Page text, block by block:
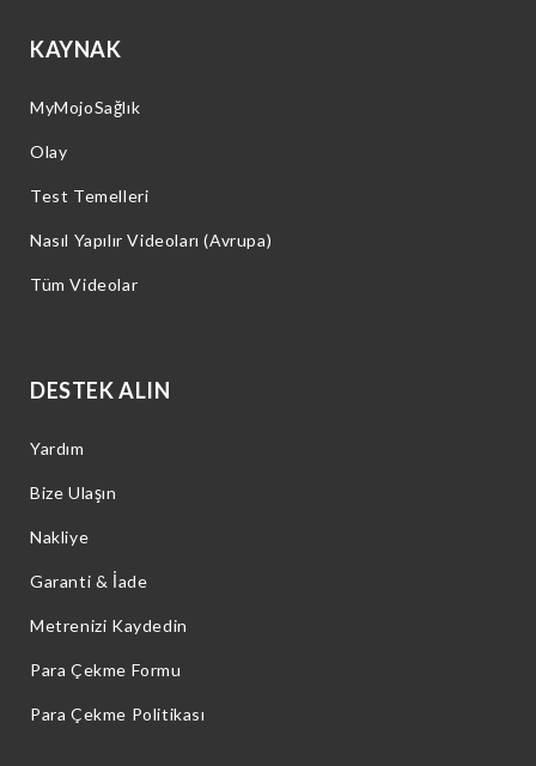
KAYNAK
MyMojoSağlık
Olay
Test Temelleri
Nasıl Yapılır Videoları (Avrupa)
Tüm Videolar
DESTEK ALIN
Yardım
Bize Ulaşın
Nakliye
Garanti & İade
Metrenizi Kaydedin
Para Çekme Formu
Para Çekme Politikası